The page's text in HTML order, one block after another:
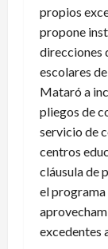
propios
propone
direcciones
escolares
Mataró a
pliegos de
servicio de
centros
cláusula de
el programa
excedentes